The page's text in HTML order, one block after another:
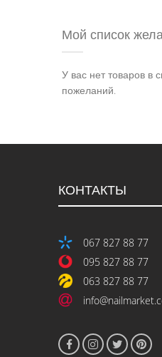
Мой список
У вас нет товаров в
пожеланий.
КОНТАКТЫ
067 827 88 77
095 827 88 77
063 827 88 77